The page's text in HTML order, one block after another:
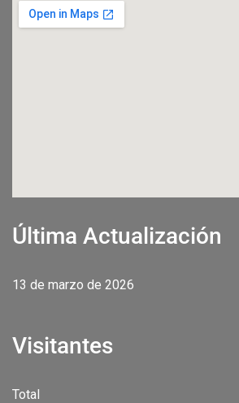
Última Actualización
13 de marzo de 2026
Visitantes
Total